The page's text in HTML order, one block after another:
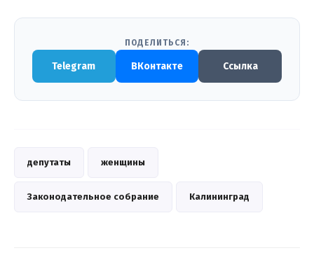
ПОДЕЛИТЬСЯ:
Telegram ВКонтакте Ссылка
депутаты женщины
Законодательное собрание Калининград